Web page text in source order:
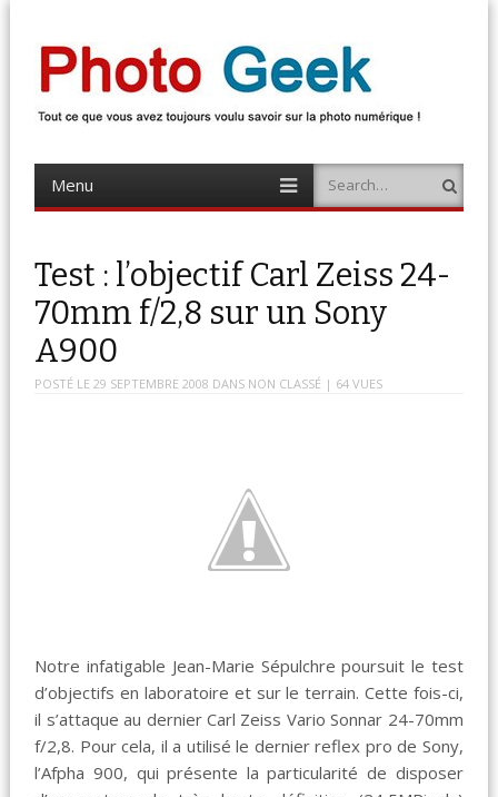
Photo Geek
Menu
content
Search
Test : l’objectif Carl Zeiss 24-
70mm f/2,8 sur un Sony
A900
POSTÉ LE 29 SEPTEMBRE 2008 DANS NON CLASSÉ | 64 VUES
Notre infatigable Jean-Marie Sépulchre poursuit le test
d’objectifs en laboratoire et sur le terrain. Cette fois-ci,
il s’attaque au dernier Carl Zeiss Vario Sonnar 24-70mm
f/2,8. Pour cela, il a utilisé le dernier reflex pro de Sony,
l’Afpha 900, qui présente la particularité de disposer